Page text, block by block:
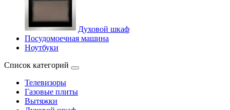
Духовой шкаф
Посудомоечная машина
Ноутбуки
Список категорий
Телевизоры
Газовые плиты
Вытяжки